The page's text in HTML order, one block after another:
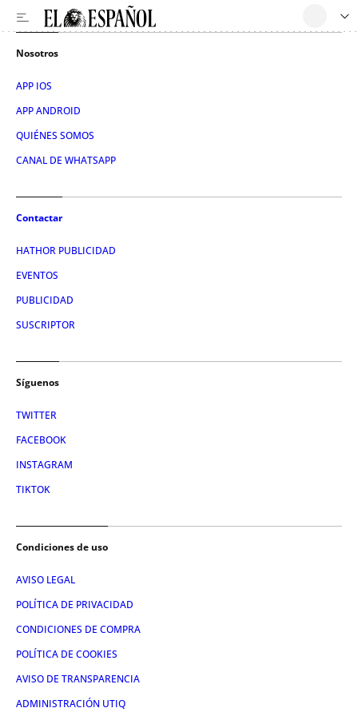
Nosotros
APP IOS
APP ANDROID
QUIÉNES SOMOS
CANAL DE WHATSAPP
Contactar
HATHOR PUBLICIDAD
EVENTOS
PUBLICIDAD
SUSCRIPTOR
Síguenos
TWITTER
FACEBOOK
INSTAGRAM
TIKTOK
Condiciones de uso
AVISO LEGAL
POLÍTICA DE PRIVACIDAD
CONDICIONES DE COMPRA
POLÍTICA DE COOKIES
AVISO DE TRANSPARENCIA
ADMINISTRACIÓN UTIQ